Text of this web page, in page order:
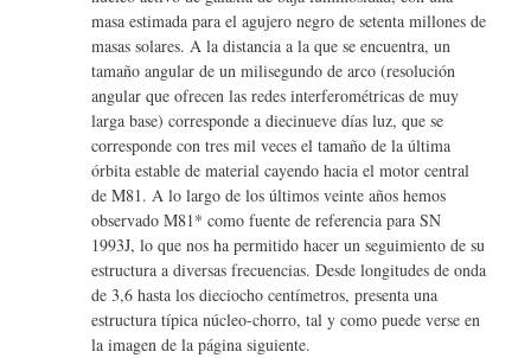
masa estimada para el agujero negro de setenta millones de
masas solares. A la distancia a la que se encuentra, un
tamaño angular de un milisegundo de arco (resolución
angular que ofrecen las redes interferométricas de muy
larga base) corresponde a diecinueve días luz, que se
corresponde con tres mil veces el tamaño de la última
órbita estable de material cayendo hacia el motor central
de M81. A lo largo de los últimos veinte años hemos
observado M81* como fuente de referencia para SN
1993J, lo que nos ha permitido hacer un seguimiento de su
estructura a diversas frecuencias. Desde longitudes de onda
de 3,6 hasta los dieciocho centímetros, presenta una
estructura típica núcleo-chorro, tal y como puede verse en
la imagen de la página siguiente.